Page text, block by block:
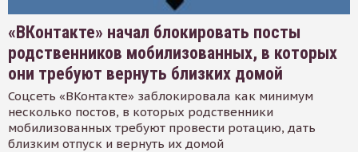
«ВКонтакте» начал блокировать посты
родственников мобилизованных, в которых
они требуют вернуть близких домой
Соцсеть «ВКонтакте» заблокировала как минимум
несколько постов, в которых родственники
мобилизованных требуют провести ротацию, дать
близким отпуск и вернуть их домой